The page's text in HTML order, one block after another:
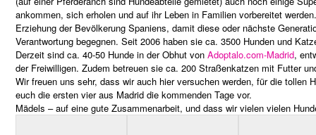
ankommen, sich erholen und auf ihr Leben in Familien vorbereitet
Erziehung der Bevölkerung Spaniens, damit diese oder nächste
Verantwortung begegnen. Seit 2006 haben sie ca. 3500 Hunden und
Derzeit sind ca. 40-50 Hunde in der Obhut von Adoptalo.com-Madrid,
der Freiwilligen. Zudem betreuen sie ca. 200 Straßenkatzen mit Futter
Wir freuen uns sehr, dass wir auch hier versuchen werden, für die tollen
euch die ersten vier aus Madrid die kommenden Tage vor.
Mädels – auf eine gute Zusammenarbeit, und dass wir vielen vielen